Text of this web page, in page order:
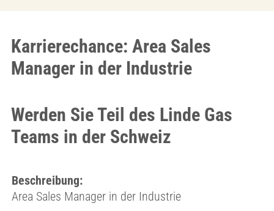
Karrierechance: Area Sales
Manager in der Industrie
Werden Sie Teil des Linde Gas
Teams in der Schweiz
Beschreibung:
Area Sales Manager in der Industrie